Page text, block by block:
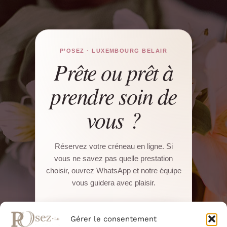
Gérer le consentement
P’OSEZ · LUXEMBOURG BELAIR
Prête ou prêt à
prendre soin de
vous ?
Réservez votre créneau en ligne. Si
vous ne savez pas quelle prestation
choisir, ouvrez WhatsApp et notre équipe
vous guidera avec plaisir.
Réserver sur Salonkee